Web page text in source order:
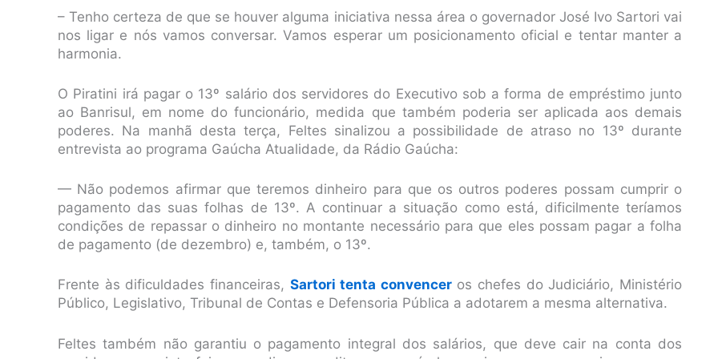
– Tenho certeza de que se houver alguma iniciativa nessa área o governador José Ivo Sartori vai
nos ligar e nós vamos conversar. Vamos esperar um posicionamento oficial e tentar manter a
harmonia.
O Piratini irá pagar o 13º salário dos servidores do Executivo sob a forma de empréstimo junto
ao Banrisul, em nome do funcionário, medida que também poderia ser aplicada aos demais
poderes. Na manhã desta terça, Feltes sinalizou a possibilidade de atraso no 13º durante
entrevista ao programa Gaúcha Atualidade, da Rádio Gaúcha:
— Não podemos afirmar que teremos dinheiro para que os outros poderes possam cumprir o
pagamento das suas folhas de 13º. A continuar a situação como está, dificilmente teríamos
condições de repassar o dinheiro no montante necessário para que eles possam pagar a folha
de pagamento (de dezembro) e, também, o 13º.
Frente às dificuldades financeiras, Sartori tenta convenceros chefes do Judiciário, Ministério
Público, Legislativo, Tribunal de Contas e Defensoria Pública a adotarem a mesma alternativa.
Feltes também não garantiu o pagamento integral dos salários, que deve cair na conta dos